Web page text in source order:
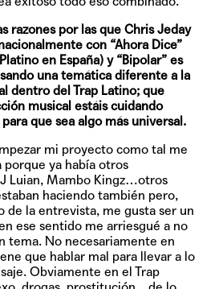
razones por las que Chris Jeday
con “Ahora Dice”
en España) y “Bipolar” es
una temática diferente a la
dentro del Trap Latino; que
musical estáis cuidando
que sea algo más universal.
mi proyecto como tal me
porque ya había otros
Luian, Mambo Kingz…otros
haciendo también pero,
de la entrevista, me gusta ser un
ese sentido me arriesgué a no
tema. No necesariamente en
que hablar mal para llevar a lo
Obviamente en el Trap